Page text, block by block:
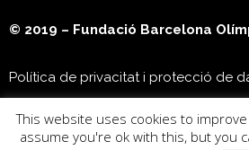
© 2019 – Fundació Barcelona
Política de privacitat i protecció de
Museu Olímpic i de l’Esport Joan
This website uses cookies to
assume you're ok with this, but you